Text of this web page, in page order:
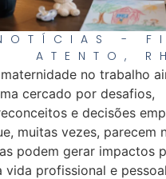
-
ATENTO , RH
no trabalho
cercado por desafios,
e decisões
muitas vezes, parecem
podem gerar impactos
vida profissional e